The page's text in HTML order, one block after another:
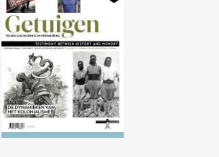
Nr. 142 (04/2026) De dynamieken
van het kolonialisme